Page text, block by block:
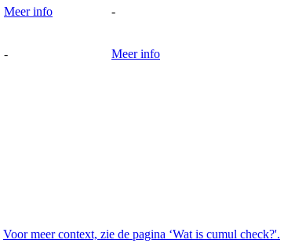
Meer info -
- Meer info
Voor meer context, zie de pagina ‘Wat is cumul check?'.